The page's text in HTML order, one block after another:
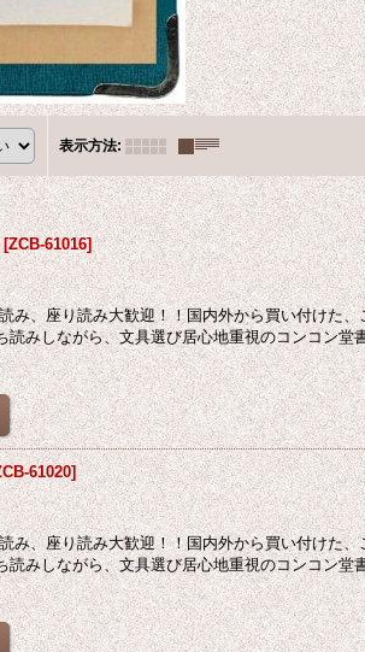
表示方法:
[ZCB-61016]
み、座り読み大歓迎！！国内外から買い付けた、
みしながら、文具選び居心地重視のコンコン堂
61020]
み、座り読み大歓迎！！国内外から買い付けた、
みしながら、文具選び居心地重視のコンコン堂